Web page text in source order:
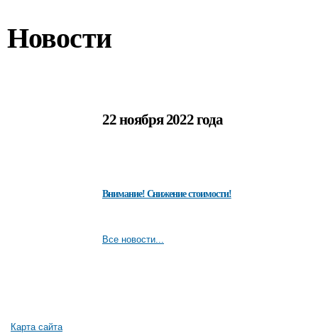
Новости
22 ноября 2022 года
Внимание! Снижение стоимости!
Все новости...
Карта сайта